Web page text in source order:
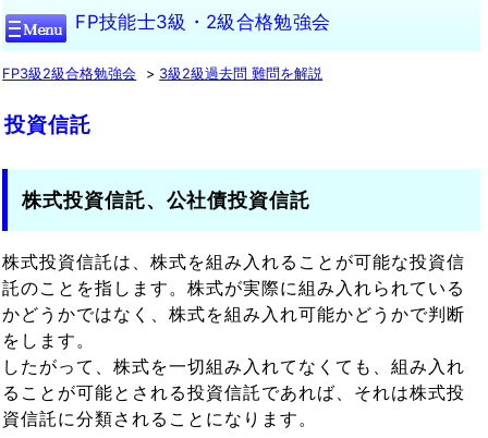
FP技能士3級・2級合格勉強会
FP3級2級合格勉強会 3級2級過去問 難問を解説
投資信託
株式投資信託、公社債投資信託
株式投資信託は、株式を組み入れることが可能な投資信
託のことを指します。株式が実際に組み入れられている
かどうかではなく、株式を組み入れ可能かどうかで判断
をします。
したがって、株式を一切組み入れてなくても、組み入れ
ることが可能とされる投資信託であれば、それは株式投
資信託に分類されることになります。